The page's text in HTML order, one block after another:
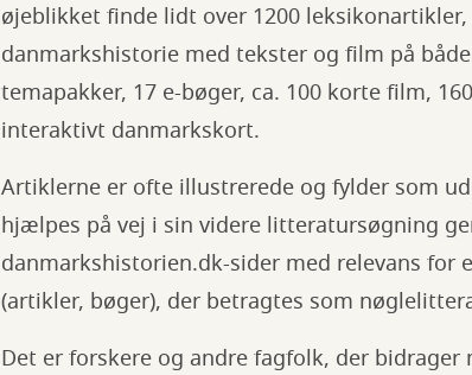
øjeblikket finde lidt over 1200
danmarkshistorie med tekster og film på
temapakker, 17 e-bøger, ca. 100 korte film,
interaktivt danmarkskort.
Artiklerne er ofte illustrerede og fylder som
hjælpes på vej i sin videre litteratursøgning
danmarkshistorien.dk-sider med relevans
(artikler, bøger), der betragtes som
Det er forskere og andre fagfolk, der